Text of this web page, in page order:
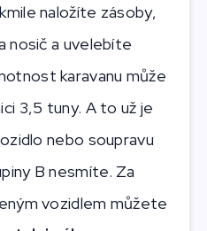
naložíte zásoby,
nosič a uvelebíte
karavanu může
3,5 tuny. A to už je
nebo soupravu
B nesmíte. Za
vozidlem můžete